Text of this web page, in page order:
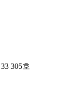
305호